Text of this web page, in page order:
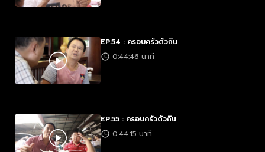
EP.54 : ครอบครัวตัวกิน
0:44:46 นาที
EP.55 : ครอบครัวตัวกิน
0:44:15 นาที